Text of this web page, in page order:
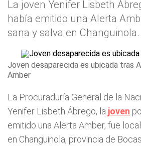
La joven Yenifer Lisbeth
había emitido una Alerta
sana y salva en Changuinola.
Joven desaparecida es ubicada tras
Amber
La Procuraduría General de la
Yenifer Lisbeth Ábrego, la joven
emitido una Alerta Amber, fue
en Changuinola, provincia de